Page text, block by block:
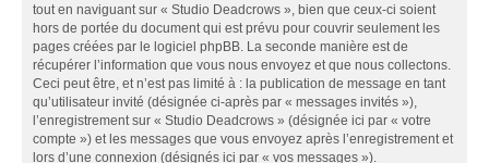
tout en naviguant sur « Studio Deadcrows », bien que ceux-ci soient
hors de portée du document qui est prévu pour couvrir seulement les
pages créées par le logiciel phpBB. La seconde manière est de
récupérer l’information que vous nous envoyez et que nous collectons.
Ceci peut être, et n’est pas limité à : la publication de message en tant
qu’utilisateur invité (désignée ci-après par « messages invités »),
l’enregistrement sur « Studio Deadcrows » (désignée ici par « votre
compte ») et les messages que vous envoyez après l’enregistrement et
lors d’une connexion (désignés ici par « vos messages »).